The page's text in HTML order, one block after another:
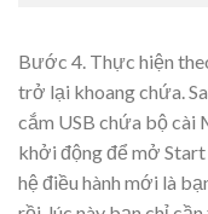
Bước 4. Thực hiện
trở lại khoang chứa.
cắm USB chứa bộ cài
khởi động để mở Start
hệ điều hành mới là